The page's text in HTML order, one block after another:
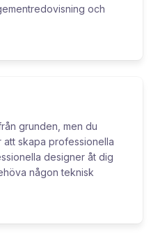
och
grunden, men du
skapa professionella
designer åt dig
någon teknisk